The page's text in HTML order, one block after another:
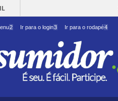
2 Ir para o login3 Ir para o rodapé4